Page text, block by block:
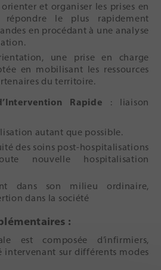
et organiser les prises en
le plus rapidement
en procédant à une analyse
une prise en charge
en mobilisant les ressources
du territoire.
Rapide : liaison
autant que possible.
des soins post-hospitalisations
nouvelle hospitalisation
dans son milieu ordinaire,
dans la société
:
est composée d’infirmiers,
intervenant sur différents modes